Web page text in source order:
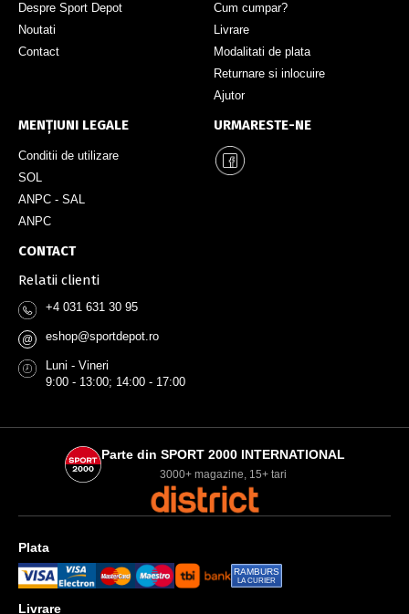
Despre Sport Depot
Noutati
Contact
Cum cumpar?
Livrare
Modalitati de plata
Returnare si inlocuire
Ajutor
MENȚIUNI LEGALE
Conditii de utilizare
SOL
ANPC - SAL
ANPC
URMARESTE-NE
CONTACT
Relatii clienti
+4 031 631 30 95
@ eshop@sportdepot.ro
Luni - Vineri
9:00 - 13:00; 14:00 - 17:00
Parte din SPORT 2000 INTERNATIONAL
3000+ magazine, 15+ tari
Plata
RAMBURS
LA CURIER
Livrare